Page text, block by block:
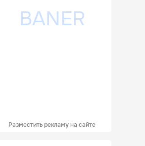
Разместить рекламу на сайте